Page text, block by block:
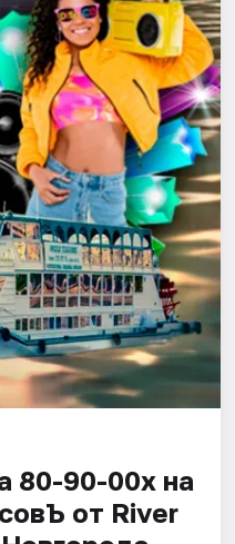
80-90-00х на
от River